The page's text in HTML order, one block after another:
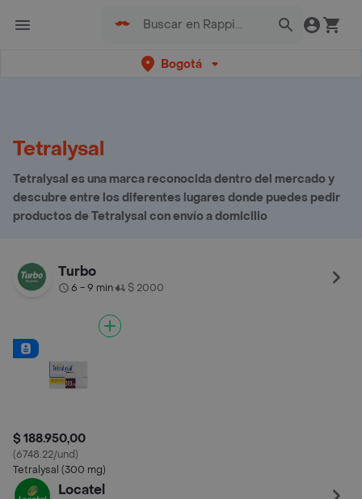
Bogotá
Tetralysal
Tetralysal es una marca reconocida dentro del mercado y
descubre entre los diferentes lugares donde puedes pedir
productos de Tetralysal con envío a domicilio
Turbo
6 - 9 min• $ 2000
$ 188.950,00
(6748.22/und)
Tetralysal (300 mg)
Locatel